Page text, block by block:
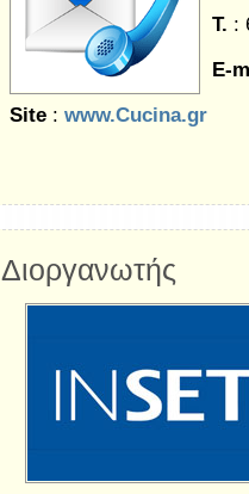
Τ. :
E-
Site : www.Cucina.gr
Διοργανωτής